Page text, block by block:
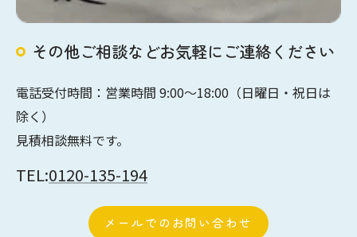
その他ご相談などお気軽にご連絡ください
電話受付時間：営業時間 9:00〜18:00（日曜日・祝日は
除く）
見積相談無料です。
TEL:0120-135-194
メールでのお問い合わせ